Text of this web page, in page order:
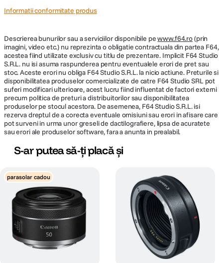
Informatii conformitate produs
Descrierea bunurilor sau a serviciilor disponibile pewww.f64.ro(prin
imagini, video etc.) nu reprezinta o obligatie contractuala din partea F64,
acestea fiind utilizate exclusiv cu titlu de prezentare. Implicit F64 Studio
S.R.L. nu isi asuma raspunderea pentru eventualele erori de pret sau
stoc. Aceste erori nu obliga F64 Studio S.R.L. la nicio actiune. Preturile si
disponibilitatea produselor comercializate de catre F64 Studio SRL pot
suferi modificari ulterioare, acest lucru fiind influentat de factori externi
precum politica de preturi a distribuitorilor sau disponibilitatea
produselor pe stocul acestora. De asemenea, F64 Studio S.R.L. isi
rezerva dreptul de a corecta eventuale omisiuni sau erori in afisare care
pot surveni in urma unor greseli de dactilografiere, lipsa de acuratete
sau erori ale produselor software, fara a anunta in prealabil.
S-ar putea să-ți placă și
parasolar cadou